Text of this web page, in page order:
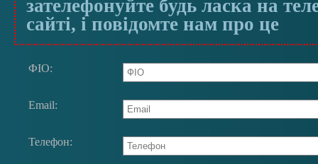
зателефонуйте будь ласка на
сайті, і повідомте нам про це
ФIО:
Email:
Телефон: